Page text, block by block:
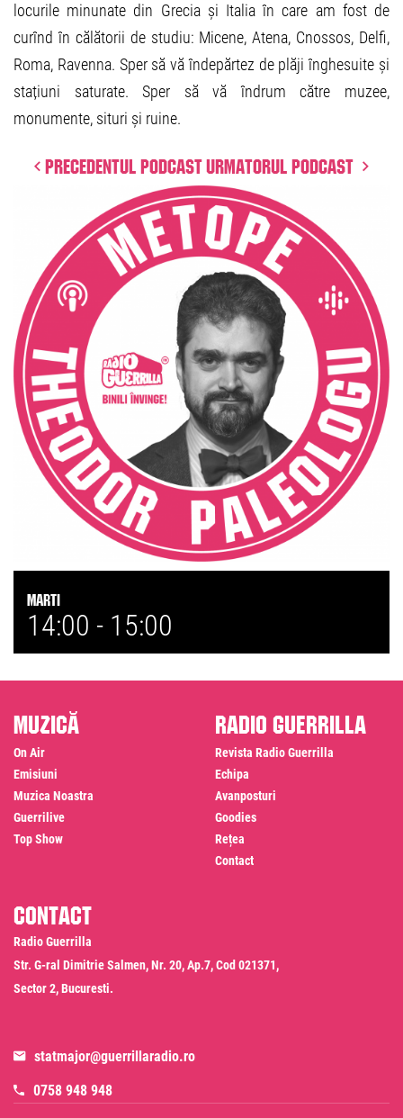
locurile minunate din Grecia și Italia în care am fost de
curînd în călătorii de studiu: Micene, Atena, Cnossos, Delfi,
Roma, Ravenna. Sper să vă îndepărtez de plăji înghesuite și
stațiuni saturate. Sper să vă îndrum către muzee,
monumente, situri și ruine.
Precedentul podcast Urmatorul podcast
Marti
14:00 - 15:00
Muzică
On Air
Emisiuni
Muzica Noastra
Guerrilive
Top Show
Radio Guerrilla
Revista Radio Guerrilla
Echipa
Avanposturi
Goodies
Rețea
Contact
Contact
Radio Guerrilla
Str. G-ral Dimitrie Salmen, Nr. 20, Ap.7, Cod 021371,
Sector 2, Bucuresti.
statmajor@guerrillaradio.ro
0758 948 948